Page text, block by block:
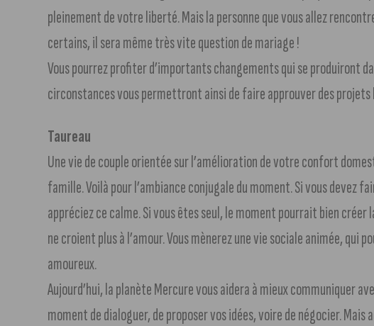
pleinement de votre liberté. Mais la personne que vous allez
certains, il sera même très vite question de mariage !
Vous pourrez profiter d’importants changements qui se produiront
circonstances vous permettront ainsi de faire approuver des
Taureau
Une vie de couple orientée sur l’amélioration de votre confort
famille. Voilà pour l’ambiance conjugale du moment. Si vous devez
appréciez ce calme. Si vous êtes seul, le moment pourrait bien
ne croient plus à l’amour. Vous mènerez une vie sociale animée,
amoureux.
Aujourd’hui, la planète Mercure vous aidera à mieux communiquer
moment de dialoguer, de proposer vos idées, voire de négocier.